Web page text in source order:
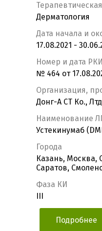
Дерматология
Дата начала и
17.08.2021 -
Номер и дата РКИ
№ 464 от
Организация,
Донг-А СТ Ко.,
Наименование
Устекинумаб
Города
Казань, Москва,
Саратов,
Фаза КИ
Подробнее